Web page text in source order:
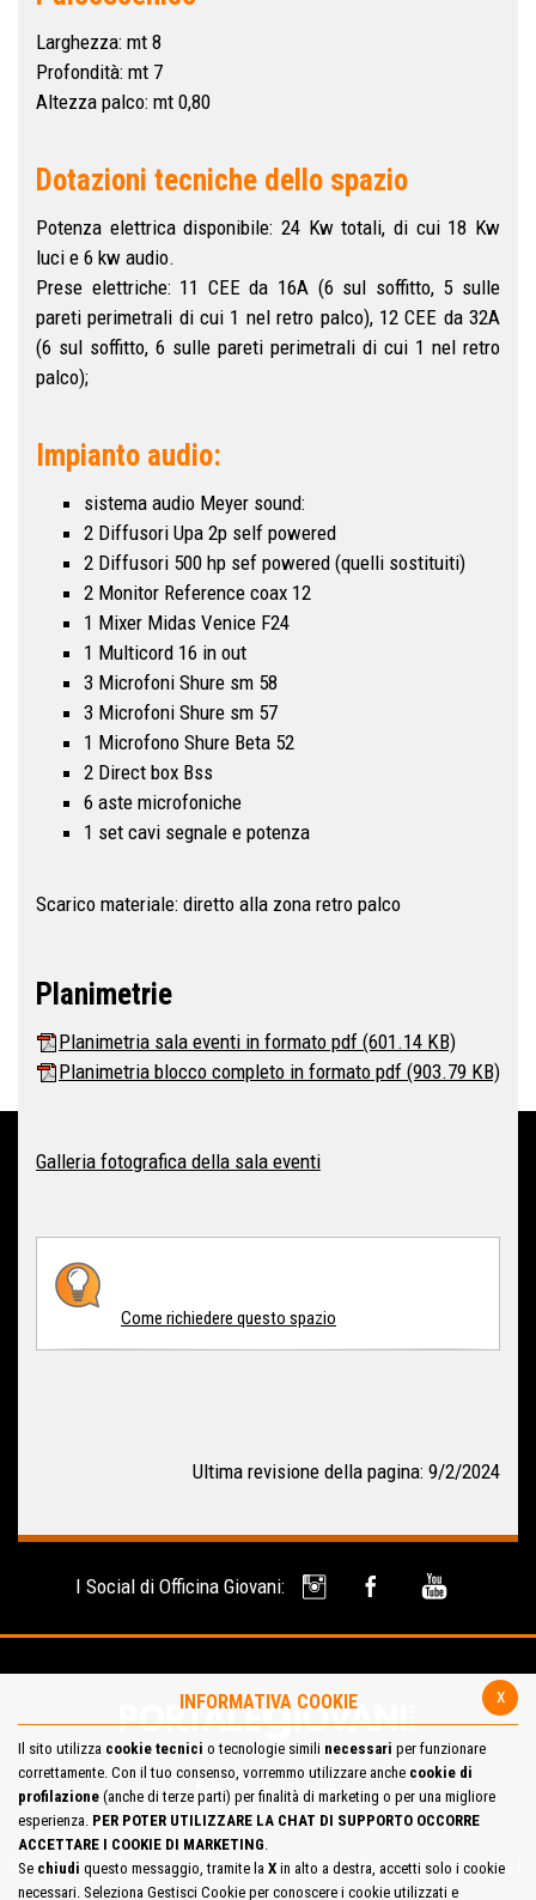
Larghezza: mt 8
Profondità: mt 7
Altezza palco: mt 0,80
Dotazioni tecniche dello spazio
Potenza elettrica disponibile: 24 Kw totali, di cui 18 Kw
luci e 6 kw audio.
Prese elettriche: 11 CEE da 16A (6 sul soffitto, 5 sulle
pareti perimetrali di cui 1 nel retro palco), 12 CEE da 32A
(6 sul soffitto, 6 sulle pareti perimetrali di cui 1 nel retro
palco);
Impianto audio:
sistema audio Meyer sound:
2 Diffusori Upa 2p self powered
2 Diffusori 500 hp sef powered (quelli sostituiti)
2 Monitor Reference coax 12
1 Mixer Midas Venice F24
1 Multicord 16 in out
3 Microfoni Shure sm 58
3 Microfoni Shure sm 57
1 Microfono Shure Beta 52
2 Direct box Bss
6 aste microfoniche
1 set cavi segnale e potenza
Scarico materiale: diretto alla zona retro palco
Planimetrie
Planimetria sala eventi in formato pdf (601.14 KB)
Planimetria blocco completo in formato pdf (903.79 KB)
Galleria fotografica della sala eventi
Come richiedere questo spazio
Ultima revisione della pagina: 9/2/2024
I Social di Officina Giovani:
Mappa del Sito Privacy Policy Cookie Policy
Contatta la redazione
x
INFORMATIVA COOKIE
Il sito utilizza cookie tecnici o tecnologie simili necessari per funzionare
correttamente. Con il tuo consenso, vorremmo utilizzare anche cookie di
profilazione (anche di terze parti) per finalità di marketing o per una migliore
esperienza. PER POTER UTILIZZARE LA CHAT DI SUPPORTO OCCORRE
ACCETTARE I COOKIE DI MARKETING.
Se chiudi questo messaggio, tramite la X in alto a destra, accetti solo i cookie
necessari. Seleziona Gestisci Cookie per conoscere i cookie utilizzati e